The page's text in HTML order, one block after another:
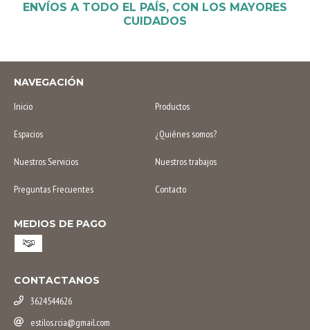
ENVÍOS A TODO EL PAÍS, CON LOS MAYORES
CUIDADOS
NAVEGACIÓN
Inicio
Productos
Espacios ¿Quiénes somos?
Nuestros Servicios Nuestros trabajos
Preguntas Frecuentes Contacto
MEDIOS DE PAGO
CONTACTANOS
3624544626
estilos.rcia@gmail.com